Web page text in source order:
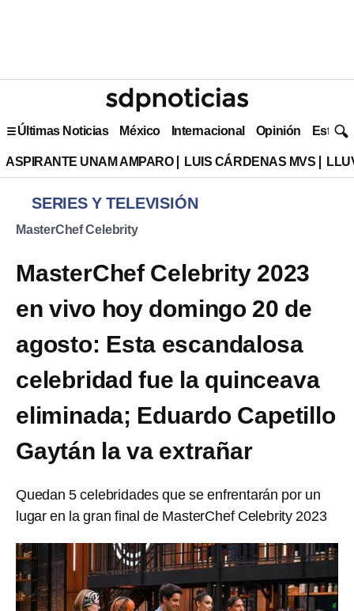
Últimas Noticias México Internacional Opinión Estilo
ASPIRANTE UNAM AMPARO LUIS CÁRDENAS MVS
SERIES Y TELEVISIÓN
MasterChef Celebrity
MasterChef Celebrity 2023
en vivo hoy domingo 20 de
agosto: Esta escandalosa
celebridad fue la quinceava
eliminada; Eduardo Capetillo
Gaytán la va extrañar
Quedan 5 celebridades que se enfrentarán por un
lugar en la gran final de MasterChef Celebrity 2023